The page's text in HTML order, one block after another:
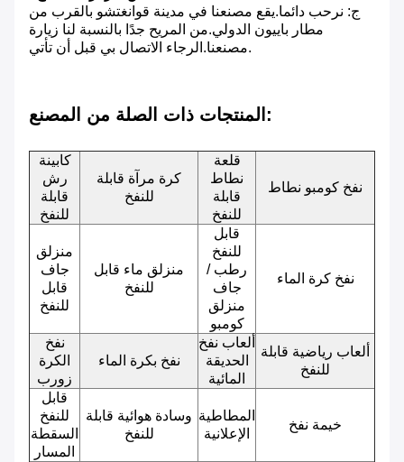
ج: نرحب دائما.يقع مصنعنا في مدينة قوانغتشو بالقرب من
مطار باييون الدولي.من المريح جدًا بالنسبة لنا زيارة
مصنعنا.الرجاء الاتصال بي قبل أن تأتي.
المنتجات ذات الصلة من المصنع:
كابينة
رش
قابلة
للنفخ
كرة مرآة قابلة
للنفخ
قلعة
نطاط
قابلة
للنفخ
نفخ كومبو نطاط
منزلق
جاف
قابل
للنفخ
منزلق ماء قابل
للنفخ
قابل
للنفخ
رطب /
جاف
منزلق
كومبو
نفخ كرة الماء
نفخ
الكرة
زورب
نفخ بكرة الماء
ألعاب نفخ
الحديقة
المائية
ألعاب رياضية قابلة
للنفخ
قابل
للنفخ
السقطة
المسار
وسادة هوائية قابلة
للنفخ
المطاطية
الإعلانية
خيمة نفخ